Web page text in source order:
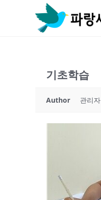
기초학습
Author 관리자